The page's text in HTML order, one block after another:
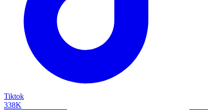
Tiktok
338K